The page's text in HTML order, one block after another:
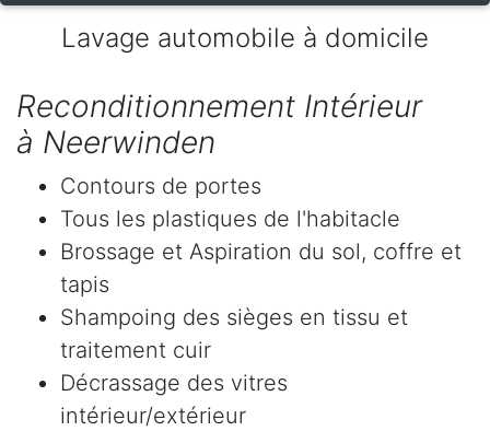
Lavage automobile à domicile
Reconditionnement Intérieur
à Neerwinden
Contours de portes
Tous les plastiques de l'habitacle
Brossage et Aspiration du sol, coffre et
tapis
Shampoing des sièges en tissu et
traitement cuir
Décrassage des vitres
intérieur/extérieur